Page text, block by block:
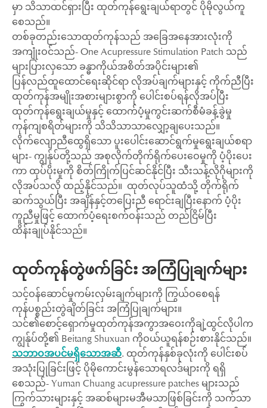
မှာ သိသာထင်ရှားပြီး ထုတ်ကုန်ရွေးချယ်ရာတွင် ပိုမိုလွယ်ကူ
စေသည်။
တစ်ခုတည်းသောထုတ်ကုန်သည် အခြေအနေအားလုံးကို
အကျုံးဝင်သည်- One Acupressure Stimulation Patch သည်
များပြားလှသော ခန္ဓာကိုယ်အစိတ်အပိုင်းများ၏
ပြန်လည်ထူထောင်ရေးဆိုင်ရာ လိုအပ်ချက်များနှင့် ကိုက်ညီပြီး
ထုတ်ကုန်အမျိုးအစားများစွာကို ပေါင်းစပ်ရန်လိုအပ်ပြီး
ထုတ်ကုန်ရွေးချယ်မှုနှင့် ထောက်ပံ့မှုကွင်းဆက်စီမံခန့်ခွဲမှု
ကုန်ကျစရိတ်များကို သိသိသာသာလျှော့ချပေးသည်။
လိုက်လျောညီထွေရှိသော ပူးပေါင်းဆောင်ရွက်မှုရွေးချယ်စရာ
များ- ကျွန်ုပ်တို့သည် အစုလိုက်တိုက်ရိုက်ပေးဝေမှုကို ပံ့ပိုးပေး
ကာ ထုပ်ပိုးမှုကို စိတ်ကြိုက်ပြင်ဆင်နိုင်ပြီး သီးသန့်လိုဂိုများကို
လိုအပ်သလို ထည့်နိုင်သည်။ ထုတ်လုပ်သူထံသို့ တိုက်ရိုက်
ဆက်သွယ်ပြီး အချိန်နှင့်တပြေးညီ ရောင်းချပြီးနောက် ပံ့ပိုး
ကူညီမှုဖြင့် ထောက်ပံ့ရေးစက်ဝန်းသည် တည်ငြိမ်ပြီး
ထိန်းချုပ်နိုင်သည်။
ထုတ်ကုန်တွဲဖက်ခြင်း အကြံပြုချက်များ
သင့်ဝန်ဆောင်မှုကမ်းလှမ်းချက်များကို ကြွယ်ဝစေရန်
ကုန်ပစ္စည်းတွဲချိတ်ခြင်း အကြံပြုချက်များ။
သင်၏စောင့်ရှောက်မှုထုတ်ကုန်အကွာအဝေးကိုချဲ့ထွင်လိုပါက
ကျွန်ုပ်တို့၏ Beitang Shuxuan ကိုဝယ်ယူရန်စဉ်းစားနိုင်သည်။
သဘာဝအပင်မရှိသောအဆီ. ထုတ်ကုန်နှစ်ခုလုံးကို ပေါင်းစပ်
အသုံးပြုခြင်းဖြင့် ပိုမိုကောင်းမွန်သောရလဒ်များကို ရရှိ
စေသည်- Yuman Chuang acupressure patches များသည်
ကြွက်သားများနှင့် အဆစ်များမအီမသာဖြစ်ခြင်းကို သက်သာ